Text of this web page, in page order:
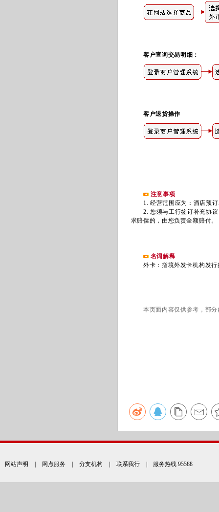
客户查询交易明细：
客户退货操作
注意事项
1. 经营范围应为：酒店预订
2. 您须与工行签订补充协议
求赔偿的，由您负责全额赔付。
名词解释
外卡：指境外发卡机构发行
本页面内容仅供参考，部
网站声明 网点服务 分支机构 联系我行 | 服务热线 95588